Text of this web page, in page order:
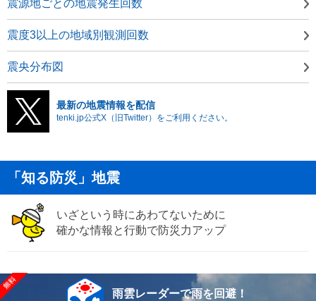
震源地ごとの地震発生回数
震度3以上の地域別観測回数
震央分布図
最新の地震情報を配信
tenki.jp公式X（旧Twitter）をご利用ください。
「知る防災」地震
いざという時にあわてないために
確かな情報と行動で防災力アップ
雨雲レーダーで雨を回避！